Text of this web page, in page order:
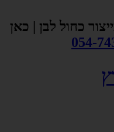
כסף אמיתי 925 בייצור כחול לבן | כאן
054-